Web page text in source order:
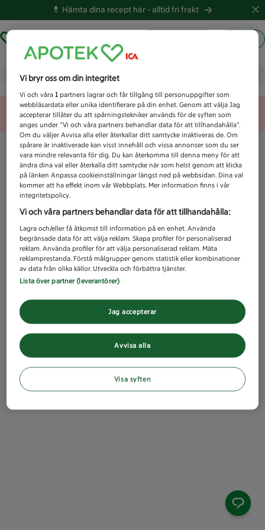
💊 Hämta dina recept här -alltid fri frakt
Vad letar du efter idag?
Unknown error
Vi bryr oss om din integritet
Vi och våra1 partners lagrar och får tillgång till personuppgifter som
webbläsardata eller unika identifierare på din enhet. Genom att välja Jag
accepterar tillåter du att spårningstekniker används för de syften som
anges under ”Vi och våra partners behandlar data för att tillhandahålla”.
Om du väljer Avvisa alla eller återkallar ditt samtycke inaktiveras de. Om
spårare är inaktiverade kan visst innehåll och vissa annonser som du ser
vara mindre relevanta för dig. Du kan återkomma till denna meny för att
ändra dina val eller återkalla ditt samtycke när som helst genom att klicka
på länken Anpassa cookieinställningar längst ned på webbsidan. Dina val
kommer att ha effekt inom vår Webbplats. Mer information finns i vår
integritetspolicy.
Vi och våra partners behandlar data för att tillhandahålla:
Lagra och/eller få åtkomst till information på en enhet. Använda
begränsade data för att välja reklam. Skapa profiler för personaliserad
reklam. Använda profiler för att välja personaliserad reklam. Mäta
reklamprestanda. Förstå målgrupper genom statistik eller kombinationer
av data från olika källor. Utveckla och förbättra tjänster.
Lista över partner (leverantörer)
Avvisa alla
Jag accepterar
Visa syften